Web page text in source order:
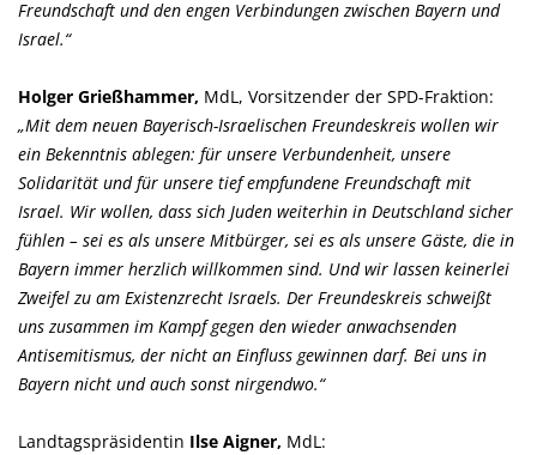
Freundschaft und den engen Verbindungen zwischen Bayern und
Israel.“
Holger Grießhammer, MdL, Vorsitzender der SPD-Fraktion:
Mit dem neuen Bayerisch-Israelischen Freundeskreis wollen wir
ein Bekenntnis ablegen: für unsere Verbundenheit, unsere
Solidarität und für unsere tief empfundene Freundschaft mit
Israel. Wir wollen, dass sich Juden weiterhin in Deutschland sicher
fühlen – sei es als unsere Mitbürger, sei es als unsere Gäste, die in
Bayern immer herzlich willkommen sind. Und wir lassen keinerlei
Zweifel zu am Existenzrecht Israels. Der Freundeskreis schweißt
uns zusammen im Kampf gegen den wieder anwachsenden
Antisemitismus, der nicht an Einfluss gewinnen darf. Bei uns in
Bayern nicht und auch sonst nirgendwo.“
Landtagspräsidentin Ilse Aigner, MdL: